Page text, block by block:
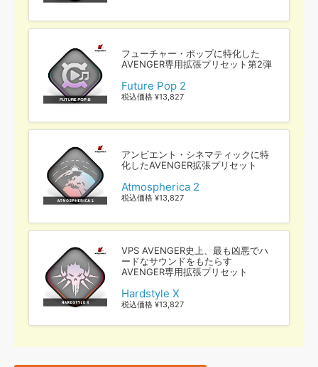
フューチャー・ポップに特化した
AVENGER専用拡張プリセット第2弾
Future Pop 2
税込価格 ¥13,827
アンビエント・シネマティックに特
化したAVENGER拡張プリセット
Atmospherica 2
税込価格 ¥13,827
VPS AVENGER史上、最も凶悪でハ
ードなサウンドをもたらす
AVENGER専用拡張プリセット
Hardstyle X
税込価格 ¥13,827